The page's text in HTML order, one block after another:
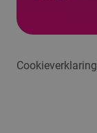
Cookieverklaring